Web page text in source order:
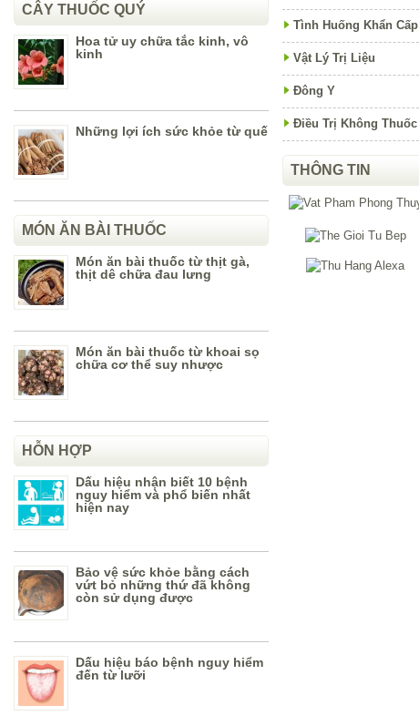
CÂY THUỐC QUÝ
Hoa tử uy chữa tắc kinh, vô
kinh
Những lợi ích sức khỏe từ quế
MÓN ĂN BÀI THUỐC
Món ăn bài thuốc từ thịt gà,
thịt dê chữa đau lưng
Món ăn bài thuốc từ khoai sọ
chữa cơ thể suy nhược
HỖN HỢP
Dấu hiệu nhận biết 10 bệnh
nguy hiểm và phổ biến nhất
hiện nay
Bảo vệ sức khỏe bằng cách
vứt bỏ những thứ đã không
còn sử dụng được
Dấu hiệu báo bệnh nguy hiểm
đến từ lưỡi
Tình Huống Khẩn Cấp
Vật Lý Trị Liệu
Đông Y
Điều Trị Không Thuốc
THÔNG TIN